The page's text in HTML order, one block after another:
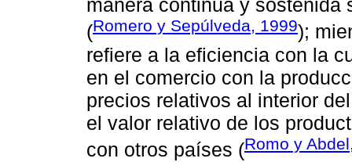
manera continua y sostenida
(Romero y Sepúlveda, 1999);
refiere a la eficiencia con la
en el comercio con la
precios relativos al interior
el valor relativo de los
con otros países (Romo y